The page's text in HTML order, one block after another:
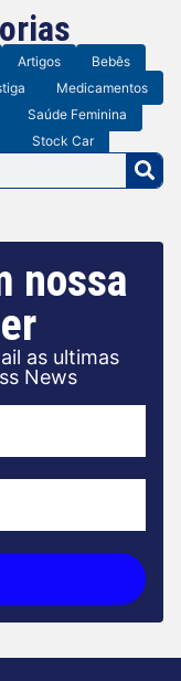
Artigos
Bebês
Medicamentos
Saúde Feminina
Stock Car
nossa
as ultimas
News